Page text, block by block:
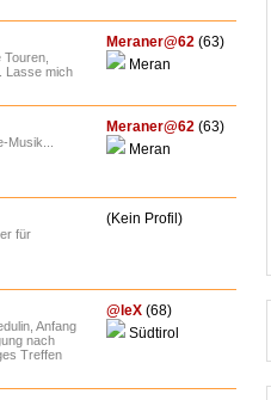
Lasse mich
Meraner@62 (63)
Meran
Musik...
Meraner@62 (63)
Meran
für
(Kein Profil)
Anfang
nach
Treffen
@leX (68)
Südtirol